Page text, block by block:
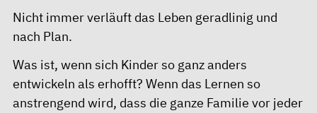
Nicht immer verläuft das Leben geradlinig und
nach Plan.
Was ist, wenn sich Kinder so ganz anders
entwickeln als erhofft? Wenn das Lernen so
anstrengend wird, dass die ganze Familie vor jeder